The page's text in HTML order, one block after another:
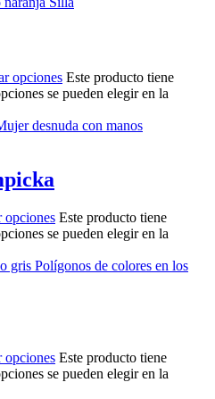
opciones Este producto tiene
se pueden elegir en la
opciones Este producto tiene
se pueden elegir en la
opciones Este producto tiene
se pueden elegir en la